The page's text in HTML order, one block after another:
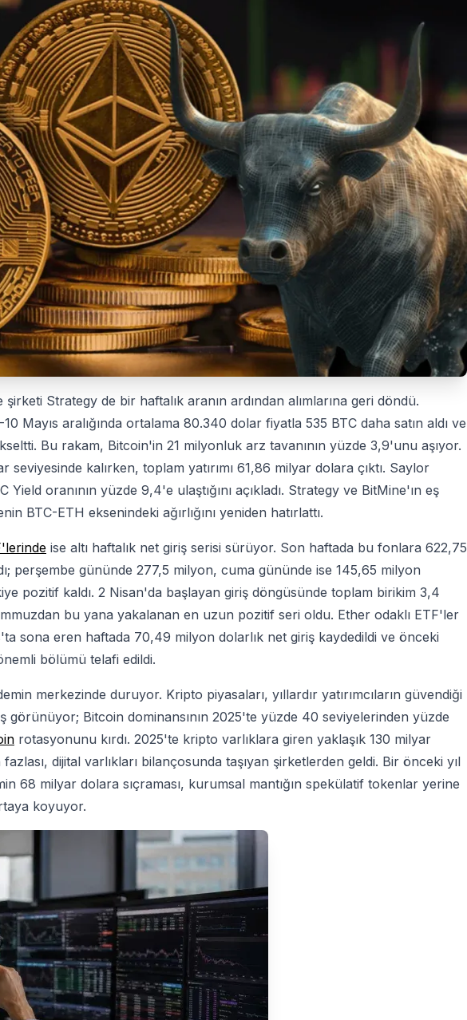
Strategy de bir haftalık aranın ardından alımlarına geri döndü.
Mayıs aralığında ortalama 80.340 dolar fiyatla 535 BTC daha satın aldı ve
Bu rakam, Bitcoin'in 21 milyonluk arz tavanının yüzde 3,9'unu aşıyor.
kalırken, toplam yatırımı 61,86 milyar dolara çıktı. Saylor
Yield oranının yüzde 9,4'e ulaştığını açıkladı. Strategy ve BitMine'ın eş
BTC-ETH eksenindeki ağırlığını yeniden hatırlattı.
ise altı haftalık net giriş serisi sürüyor. Son haftada bu fonlara 622,75
perşembe gününde 277,5 milyon, cuma gününde ise 145,65 milyon
pozitif kaldı. 2 Nisan'da başlayan giriş döngüsünde toplam birikim 3,4
bu yana yakalanan en uzun pozitif seri oldu. Ether odaklı ETF'ler
sona eren haftada 70,49 milyon dolarlık net giriş kaydedildi ve önceki
bölümü telafi edildi.
merkezinde duruyor. Kripto piyasaları, yıllardır yatırımcıların güvendiği
görünüyor; Bitcoin dominansının 2025'te yüzde 40 seviyelerinden yüzde
rotasyonunu kırdı. 2025'te kripto varlıklara giren yaklaşık 130 milyar
dijital varlıkları bilançosunda taşıyan şirketlerden geldi. Bir önceki yıl
68 milyar dolara sıçraması, kurumsal mantığın spekülatif tokenlar yerine
koyuyor.